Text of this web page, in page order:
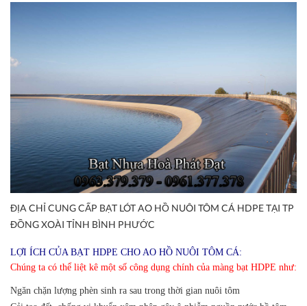
ĐỊA CHỈ CUNG CẤP BẠT LÓT AO HỒ NUÔI TÔM CÁ HDPE TẠI TP
ĐỒNG XOÀI TỈNH BÌNH PHƯỚC
LỢI ÍCH CỦA BẠT HDPE CHO AO HỒ NUÔI TÔM CÁ:
Chúng ta có thể liệt kê một số công dụng chính của màng bạt HDPE như:
Ngăn chặn lượng phèn sinh ra sau trong thời gian nuôi tôm